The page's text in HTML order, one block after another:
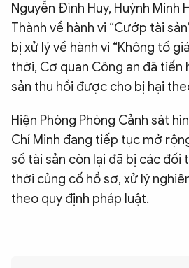
Nguyễn Đình Huy, Huỳnh Minh
Thành về hành vi “Cướp tài
bị xử lý về hành vi “Không tố
thời, Cơ quan Công an đã tiến
sản thu hồi được cho bị hại
Hiện Phòng Phòng Cảnh sát
Chí Minh đang tiếp tục mở
số tài sản còn lại đã bị các đối
thời củng cố hồ sơ, xử lý
theo quy định pháp luật.